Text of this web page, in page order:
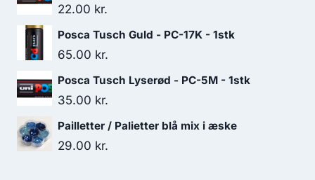
22.00 kr.
Posca Tusch Guld - PC-17K - 1stk
65.00 kr.
Posca Tusch Lyserød - PC-5M - 1stk
35.00 kr.
Pailletter / Palietter blå mix i æske
29.00 kr.